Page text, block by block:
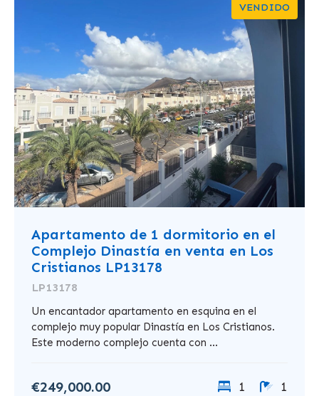
VENDIDO
Apartamento de 1 dormitorio en el
Complejo Dinastía en venta en Los
Cristianos LP13178
LP13178
Un encantador apartamento en esquina en el
complejo muy popular Dinastía en Los Cristianos.
Este moderno complejo cuenta con ...
€249,000.00 1 1